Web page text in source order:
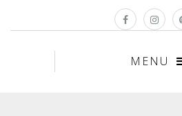
MENU